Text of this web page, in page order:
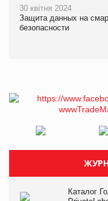
30 квітня 2024
Защита данных на
безопасности
Каталог